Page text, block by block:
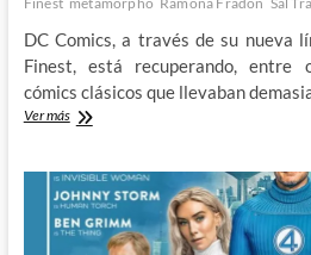
DC Comics, a través de su nueva
Finest, está recuperando, entre
cómics clásicos que llevaban
Ver másDescubriendo
clásico
de
Haney,
Fradon